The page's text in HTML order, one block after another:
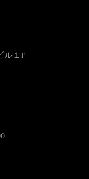
ル１F